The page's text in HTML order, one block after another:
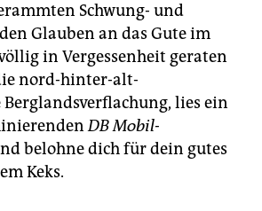
Schwung- und
Glauben an das Gute im
in Vergessenheit geraten
nord-hinter-alt-
Berglandsverflachung, lies ein
DB Mobil-
belohne dich für dein gutes
Keks.